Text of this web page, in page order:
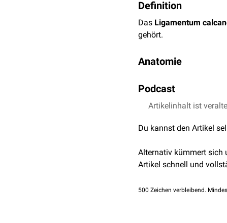
Definition
Das Ligamentum
gehört.
Anatomie
Tuberkel auf der
Musculus fibularis brevis
Podcast
Artikelinhalt ist
Du kannst den Artikel
Alternativ kümmert sich
Artikel schnell und
500 Zeichen verbleibend.